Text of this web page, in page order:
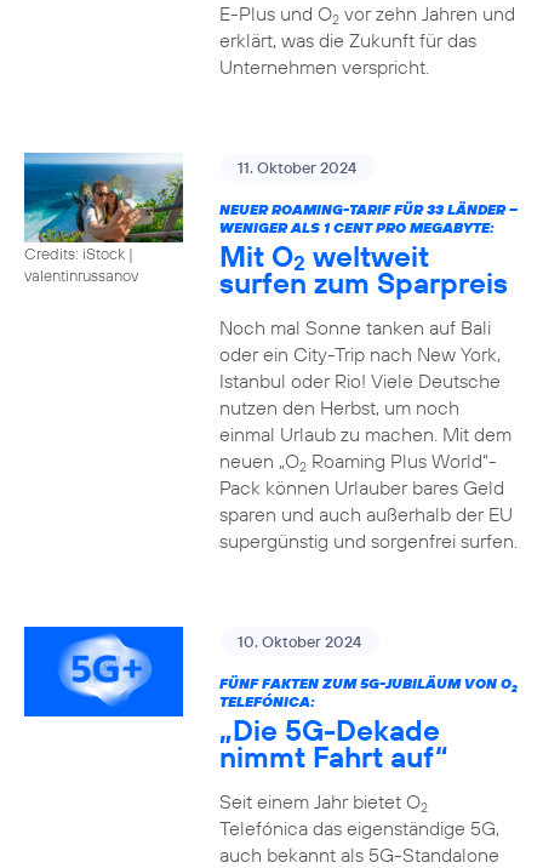
E-Plus und O2vor zehn Jahren und
erklärt, was die Zukunft für das
Unternehmen verspricht.
Credits: iStock |
valentinrussanov
11. Oktober 2024
NEUER ROAMING-TARIF FÜR 33 LÄNDER –
WENIGER ALS 1 CENT PRO MEGABYTE:
Mit O2 weltweit
surfen zum Sparpreis
Noch mal Sonne tanken auf Bali
oder ein City-Trip nach New York,
Istanbul oder Rio! Viele Deutsche
nutzen den Herbst, um noch
einmal Urlaub zu machen. Mit dem
neuen „O2Roaming Plus World“-
Pack können Urlauber bares Geld
sparen und auch außerhalb der EU
supergünstig und sorgenfrei surfen.
10. Oktober 2024
FÜNF FAKTEN ZUM 5G-JUBILÄUM VON O2
TELEFÓNICA:
„Die 5G-Dekade
nimmt Fahrt auf“
Seit einem Jahr bietet O2
Telefónica das eigenständige 5G,
auch bekannt als 5G-Standalone